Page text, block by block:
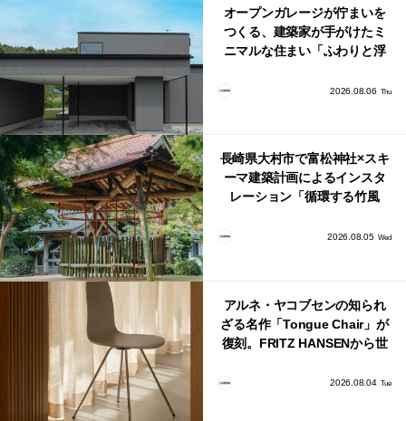
オープンガレージが佇まいを
つくる、建築家が手がけたミ
ニマルな住まい「ふわりと浮
2026.08.06 Thu
長崎県大村市で富松神社×スキ
ーマ建築計画によるインスタ
レーション「循環する竹風
2026.08.05 Wed
アルネ・ヤコブセンの知られ
ざる名作「Tongue Chair」が
復刻。FRITZ HANSENから世
2026.08.04 Tue